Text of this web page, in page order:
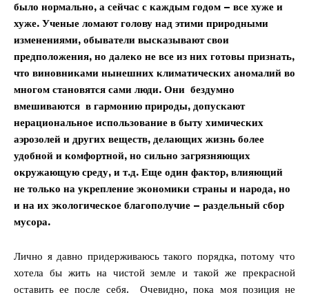
было нормально, а сейчас с каждым годом – все хуже и
хуже. Ученые ломают голову над этими природными
изменениями, обыватели высказывают свои
предположения, но далеко не все из них готовы признать,
что виновниками нынешних климатических аномалий во
многом становятся сами люди. Они бездумно
вмешиваются в гармонию природы, допускают
нерациональное использование в быту химических
аэрозолей и других веществ, делающих жизнь более
удобной и комфортной, но сильно загрязняющих
окружающую среду, и т.д. Еще один фактор, влияющий
не только на укрепление экономики страны и народа, но
и на их экологическое благополучие – раздельный сбор
мусора.
Лично я давно придерживаюсь такого порядка, потому что
хотела бы жить на чистой земле и такой же прекрасной
оставить ее после себя. Очевидно, пока моя позиция не